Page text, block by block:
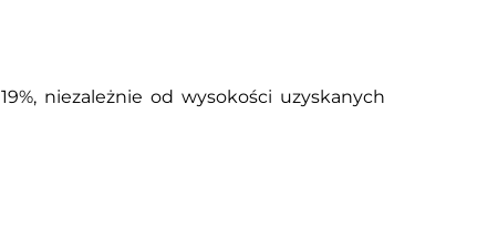
niezależnie od wysokości uzyskanych